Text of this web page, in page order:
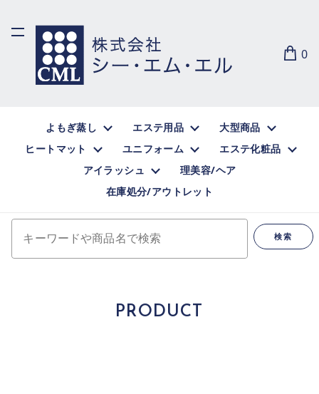
0
よもぎ蒸し エステ用品
大型商品
ヒートマット
ユニフォーム
エステ化粧品
アイラッシュ
理美容/ヘア
在庫処分/アウトレット
検索
PRODUCT